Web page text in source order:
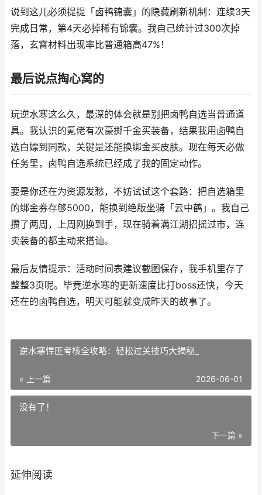
说到这儿必须提提「卤鸭锦囊」的隐藏刷新机制：连续3天
完成日常，第4天必掉稀有锦囊。我自己统计过300次掉
落，玄霄材料出现率比普通箱高47%！
最后说点掏心窝的
玩逆水寒这么久，最深的体会就是别把卤鸭自选当普通道
具。我认识的氪佬有次豪掷千金买装备，结果我用卤鸭自
选白嫖到同款，关键是还能换绑金买皮肤。现在每天必做
任务里，卤鸭自选系统已经成了我的固定动作。
要是你还在为资源发愁，不妨试试这个套路：把自选箱里
的绑金券存够5000，能换到绝版坐骑「云中鹤」。我自己
攒了两周，上周刚换到手，现在骑着满江湖招摇过市，连
卖装备的都主动来搭讪。
最后友情提示：活动时间表建议截图保存，我手机里存了
整整3页呢。毕竟逆水寒的更新速度比打boss还快，今天
还在的卤鸭自选，明天可能就变成昨天的故事了。
逆水寒悍匪考核全攻略：轻松过关技巧大揭秘_
« 上一篇 2026-06-01
没有了！
下一篇 »
延伸阅读